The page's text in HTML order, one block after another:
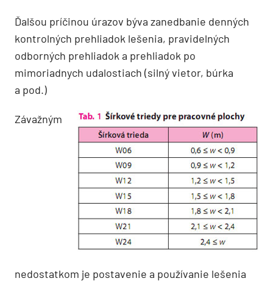
Ďalšou príčinou úrazov býva zanedbanie denných
kontrolných prehliadok lešenia, pravidelných
odborných prehliadok a prehliadok po
mimoriadnych udalostiach (silný vietor, búrka
a pod.)
Závažným
nedostatkom je postavenie a používanie lešenia